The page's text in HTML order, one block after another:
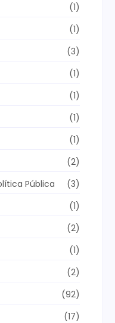
(1)
(1)
(3)
(1)
(1)
(1)
(1)
(2)
Pública
(3)
(1)
(2)
(1)
(2)
(92)
(17)